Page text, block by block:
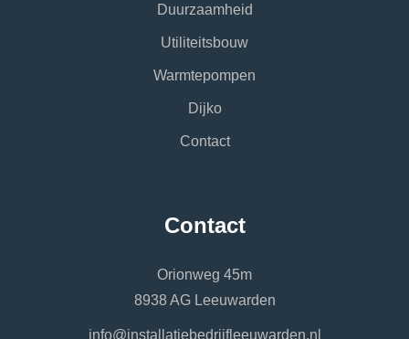
Duurzaamheid
Utiliteitsbouw
Warmtepompen
Dijko
Contact
Contact
Orionweg 45m
8938 AG Leeuwarden
info@installatiebedrijfleeuwarden.nl